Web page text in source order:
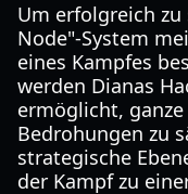
Um erfolgreich zu
Node"-System
eines Kampfes
werden Dianas
ermöglicht,
Bedrohungen zu
strategische
der Kampf zu